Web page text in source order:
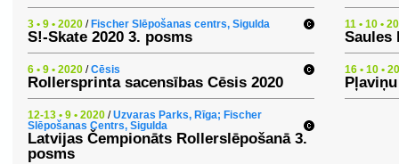
3 • 9 • 2020 / Fischer Slēpošanas centrs, Sigulda
S!-Skate 2020 3. posms
6 • 9 • 2020 /Cēsis
Rollersprinta sacensības Cēsis 2020
12-13 • 9 • 2020 /Uzvaras Parks, Rīga; Fischer
Slēpošanas Centrs, Sigulda
Latvijas Čempionāts Rollerslēpošanā 3.
posms
11 • 10 •
Saules
16 • 10 •